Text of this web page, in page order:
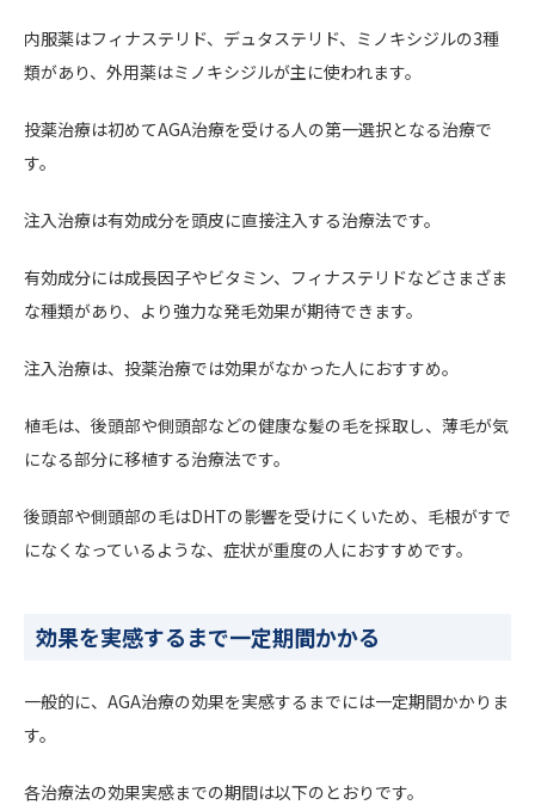
内服薬はフィナステリド、デュタステリド、ミノキシジルの3種
類があり、外用薬はミノキシジルが主に使われます。
投薬治療は初めてAGA治療を受ける人の第一選択となる治療で
す。
注入治療は有効成分を頭皮に直接注入する治療法です。
有効成分には成長因子やビタミン、フィナステリドなどさまざま
な種類があり、より強力な発毛効果が期待できます。
注入治療は、投薬治療では効果がなかった人におすすめ。
植毛は、後頭部や側頭部などの健康な髪の毛を採取し、薄毛が気
になる部分に移植する治療法です。
後頭部や側頭部の毛はDHTの影響を受けにくいため、毛根がすで
になくなっているような、症状が重度の人におすすめです。
効果を実感するまで一定期間かかる
一般的に、AGA治療の効果を実感するまでには一定期間かかりま
す。
各治療法の効果実感までの期間は以下のとおりです。